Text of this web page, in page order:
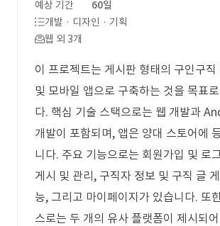
예상 기간
60일
개발 · 디자인 · 기획
웹 외 3개
이 프로젝트는 게시판 형태의 구인구직
및 모바일 앱으로 구축하는 것을 목표
다. 핵심 기술 스택으로는 웹 개발과
개발이 포함되며, 앱은 양대 스토어에
니다. 주요 기능으로는 회원가입 및 로
게시 및 관리, 구직자 정보 및 구직 글
능, 그리고 마이페이지가 있습니다. 또
스로는 두 개의 유사 플랫폼이 제시되